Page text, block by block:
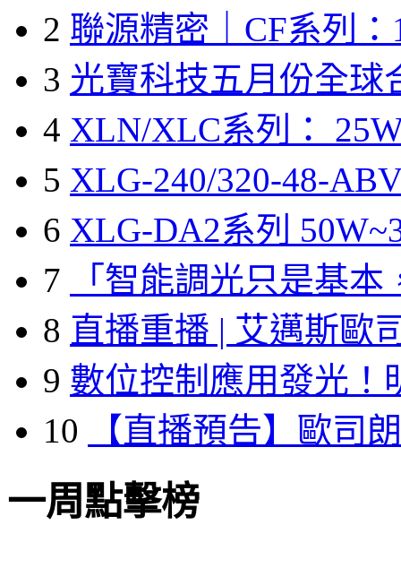
2 聯源精密｜CF系列：
3 光寶科技五月份全球
4 XLN/XLC系列：
5 XLG-240/320-48-
6 XLG-DA2系列
7
「智能調光只是基本
8 直播重播 | 艾邁斯歐
9 數位控制應用發光！
10
【直播預告】歐司
一周點擊榜